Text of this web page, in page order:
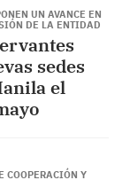
UN AVANCE EN
DE LA ENTIDAD
sedes
el
COOPERACIÓN Y